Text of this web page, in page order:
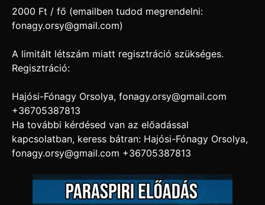
2000 Ft / fő (emailben tudod megrendelni:
fonagy.orsy@gmail.com)
A limitált létszám miatt regisztráció szükséges.
Regisztráció:
Hajósi-Fónagy Orsolya, fonagy.orsy@gmail.com
+36705387813
Ha további kérdésed van az előadással
kapcsolatban, keress bátran: Hajósi-Fónagy Orsolya,
fonagy.orsy@gmail.com +36705387813